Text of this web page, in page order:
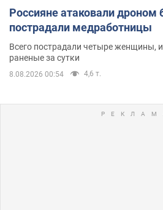
Россияне атаковали дроном
пострадали медработницы
Всего пострадали четыре женщины,
раненые за сутки
8.08.2026 00:54 4,6 т.